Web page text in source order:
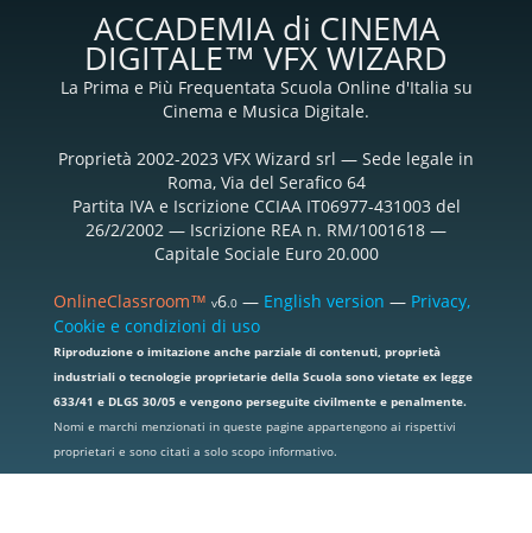
ACCADEMIA di CINEMA
DIGITALE™ VFX WIZARD
La Prima e Più Frequentata Scuola Online d'Italia su
Cinema e Musica Digitale.
Proprietà 2002-2023 VFX Wizard srl — Sede legale in
Roma, Via del Serafico 64
Partita IVA e Iscrizione CCIAA IT06977-431003 del
26/2/2002 — Iscrizione REA n. RM/1001618 —
Capitale Sociale Euro 20.000
OnlineClassroom™ v6.0— English version — Privacy,
Cookie e condizioni di uso
Riproduzione o imitazione anche parziale di contenuti, proprietà
industriali o tecnologie proprietarie della Scuola sono vietate ex legge
633/41 e DLGS 30/05 e vengono perseguite civilmente e penalmente.
Nomi e marchi menzionati in queste pagine appartengono ai rispettivi
proprietari e sono citati a solo scopo informativo.